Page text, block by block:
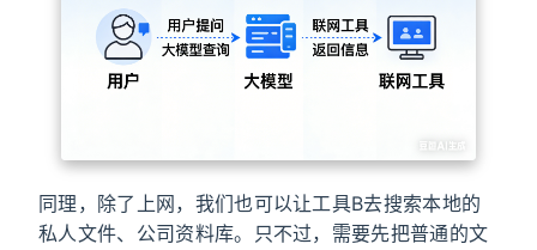
同理，除了上网，我们也可以让工具B去搜索本地的
私人文件、公司资料库。只不过，需要先把普通的文